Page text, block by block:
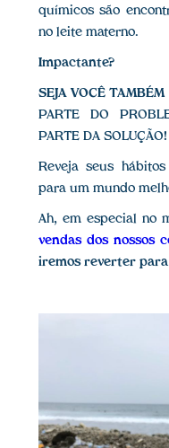
químicos são
no leite materno.
Impactante?
SEJA VOCÊ
PARTE DO
PARTE DA SOLUÇÃO!
Reveja seus
para um mundo
Ah, em especial no
vendas dos nossos
iremos reverter para